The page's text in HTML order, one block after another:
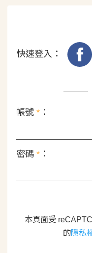
快速登入：
帳號 * ：
密碼 * ：
本頁面受
的隱私